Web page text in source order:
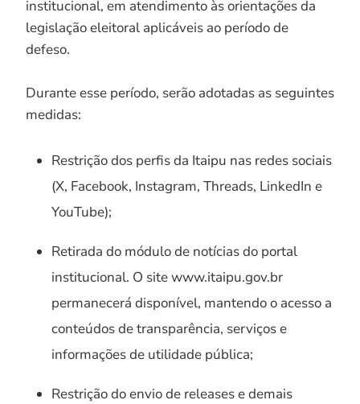
institucional, em atendimento às orientações da
legislação eleitoral aplicáveis ao período de
defeso.
Durante esse período, serão adotadas as seguintes
medidas:
Restrição dos perfis da Itaipu nas redes sociais
(X, Facebook, Instagram, Threads, LinkedIn e
YouTube);
Retirada do módulo de notícias do portal
institucional. O site www.itaipu.gov.br
permanecerá disponível, mantendo o acesso a
conteúdos de transparência, serviços e
informações de utilidade pública;
Restrição do envio de releases e demais